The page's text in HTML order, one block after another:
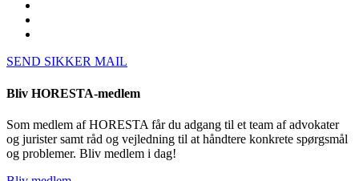
SEND SIKKER MAIL
Bliv HORESTA-medlem
Som medlem af HORESTA får du adgang til et team af advokater
og jurister samt råd og vejledning til at håndtere konkrete spørgsmål
og problemer. Bliv medlem i dag!